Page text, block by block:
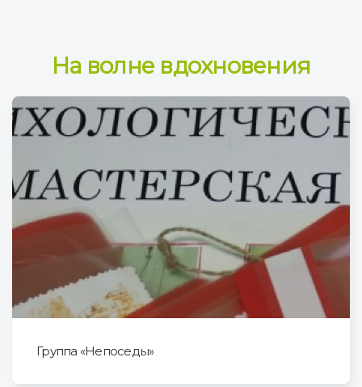
На волне вдохновения
Группа «Непоседы»